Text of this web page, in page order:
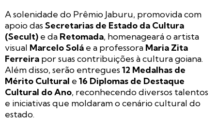
A solenidade do Prêmio Jaburu, promovida com
apoio dasSecretarias de Estado da Cultura
(Secult) e da Retomada, homenageará o artista
visual Marcelo Solá e a professora Maria Zita
Ferreira por suas contribuições à cultura goiana.
Além disso, serão entregues12 Medalhas de
Mérito Cultural e 16 Diplomas de Destaque
Cultural do Ano, reconhecendo diversos talentos
e iniciativas que moldaram o cenário cultural do
estado.